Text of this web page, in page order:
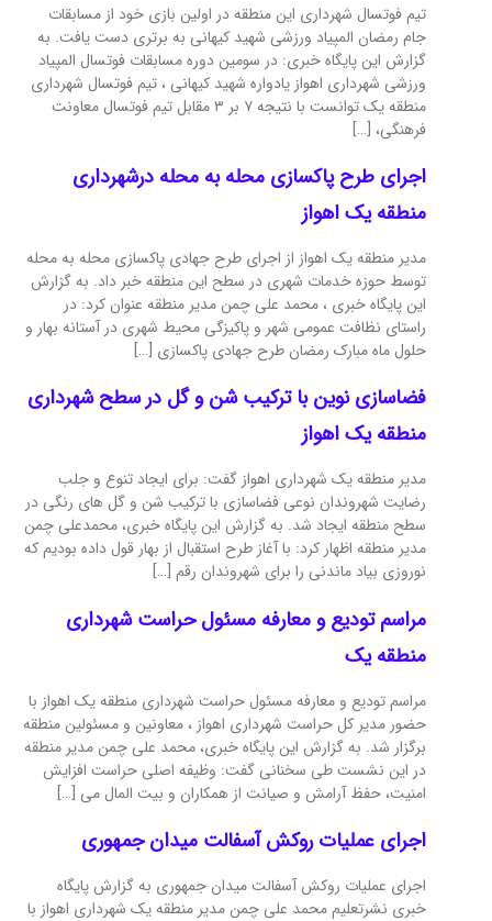
تیم فوتسال شهرداری این منطقه در اولین بازی خود از مسابقات
جام رمضان المپیاد ورزشی شهید کیهانی به برتری دست یافت. به
گزارش این پایگاه خبری: در سومین دوره مسابقات فوتسال المپیاد
ورزشی شهرداری اهواز یادواره شهید کیهانی ، تیم فوتسال شهرداری
منطقه یک توانست با نتیجه ۷ بر ۳ مقابل تیم فوتسال معاونت
فرهنگی، […]
اجرای طرح پاکسازی محله به محله درشهرداری
منطقه یک اهواز
مدیر منطقه یک اهواز از اجرای طرح جهادی پاکسازی محله به محله
توسط حوزه خدمات شهری در سطح این منطقه خبر داد. به گزارش
این پایگاه خبری ، محمد علی چمن مدیر منطقه عنوان کرد: در
راستای نظافت عمومی شهر و پاکیزگی محیط شهری در آستانه بهار و
حلول ماه مبارک رمضان طرح جهادی پاکسازی […]
فضاسازی نوین با ترکیب شن و گل در سطح شهرداری
منطقه یک اهواز
مدیر منطقه یک شهرداری اهواز گفت: برای ایجاد تنوع و جلب
رضایت شهروندان نوعی فضاسازی با ترکیب شن و گل های رنگی در
سطح منطقه ایجاد شد. به گزارش این پایگاه خبری، محمدعلی چمن
مدیر منطقه اظهار کرد: با آغاز طرح استقبال از بهار قول داده بودیم که
نوروزی بیاد ماندنی را برای شهروندان رقم […]
مراسم تودیع و معارفه مسئول حراست شهرداری
منطقه یک
مراسم تودیع و معارفه مسئول حراست شهرداری منطقه یک اهواز با
حضور مدیر کل حراست شهرداری اهواز ، معاونین و مسئولین منطقه
برگزار شد. به گزارش این پایگاه خبری، محمد علی چمن مدیر منطقه
در این نشست طی سخنانی گفت: وظیفه اصلی حراست افزایش
امنیت، حفظ آرامش و صیانت از همکاران و بیت المال می […]
اجرای عملیات روکش آسفالت میدان جمهوری
اجرای عملیات روکش آسفالت میدان جمهوری به گزارش پایگاه
خبری نشرتعلیم محمد علی چمن مدیر منطقه یک شهرداری اهواز با